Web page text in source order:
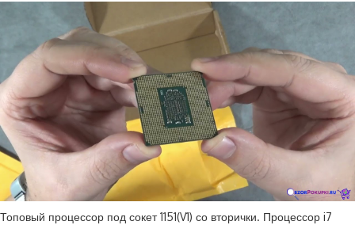
Топовый процессор под сокет 1151(V1) со вторички. Процессор i7